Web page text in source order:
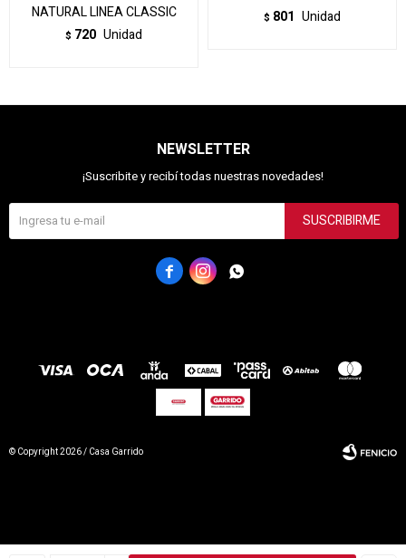
NATURAL LINEA CLASSIC
$ 720 Unidad
$ 801 Unidad
NEWSLETTER
¡Suscribite y recibí todas nuestras novedades!
SUSCRIBIRME
  
© Copyright 2026 / Casa Garrido